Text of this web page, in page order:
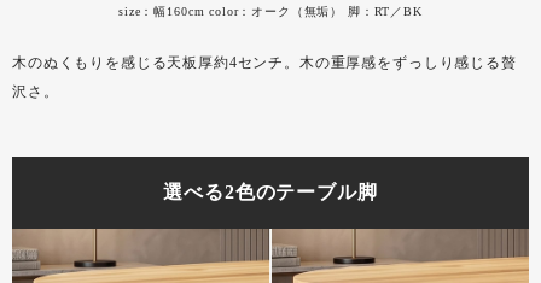
size：幅160cm color：オーク（無垢） 脚：RT／BK
木のぬくもりを感じる天板厚約4センチ。木の重厚感をずっしり感じる贅
沢さ。
選べる2色のテーブル脚